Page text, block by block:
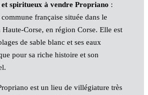
et spiritueux à vendre Propriano :
française située dans le
Haute-Corse, en région Corse. Elle est
de sable blanc et ses eaux
pour sa riche histoire et son
est un lieu de villégiature très